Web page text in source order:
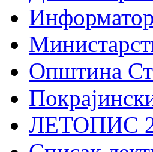
Општина
ЛЕТОПИС